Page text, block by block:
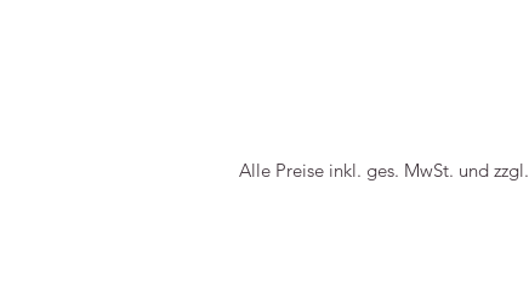
Alle Preise inkl. ges. MwSt. und zzgl.